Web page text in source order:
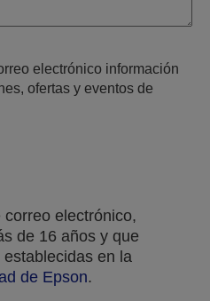
electrónico información
ofertas y eventos de
electrónico,
de 16 años y que
en la
de Epson.